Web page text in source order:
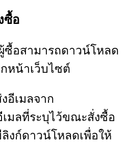
ซื้อ
ผู้ซื้อสามารถดาวน์โหลด
หน้าเว็บไซต์
อีเมลจาก
เมลที่ระบุไว้ขณะสั่งซื้อ
งก์ดาวน์โหลดเพื่อให้